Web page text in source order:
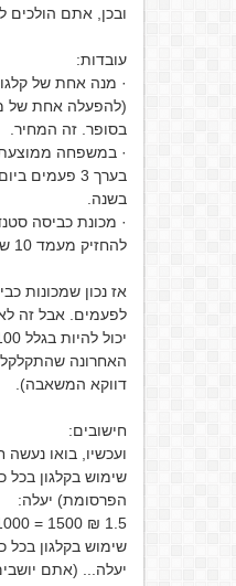
ובכן, אתם הולכים
עובדות:
(להפעלה אחת של
בסופר. זה המחיר.
· במשפחה
בשנה.
· מכונת כביסה
להחזיק מעמד 10 שנים, גם ללא קלגון.
אז נכון שמכונות
לפעמים. אבל זה
האחרונה
דווקא המשאבה).
חישובים:
ועכשיו, בואו נעשה
שימוש בקלגון
הפרסומת) יעלה:
1.5 ₪ X 1000 = 1500 ₪ בשנה.
יעלה... (אתם